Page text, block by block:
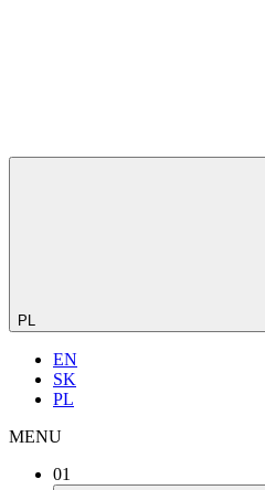
PL
EN
SK
PL
MENU
01